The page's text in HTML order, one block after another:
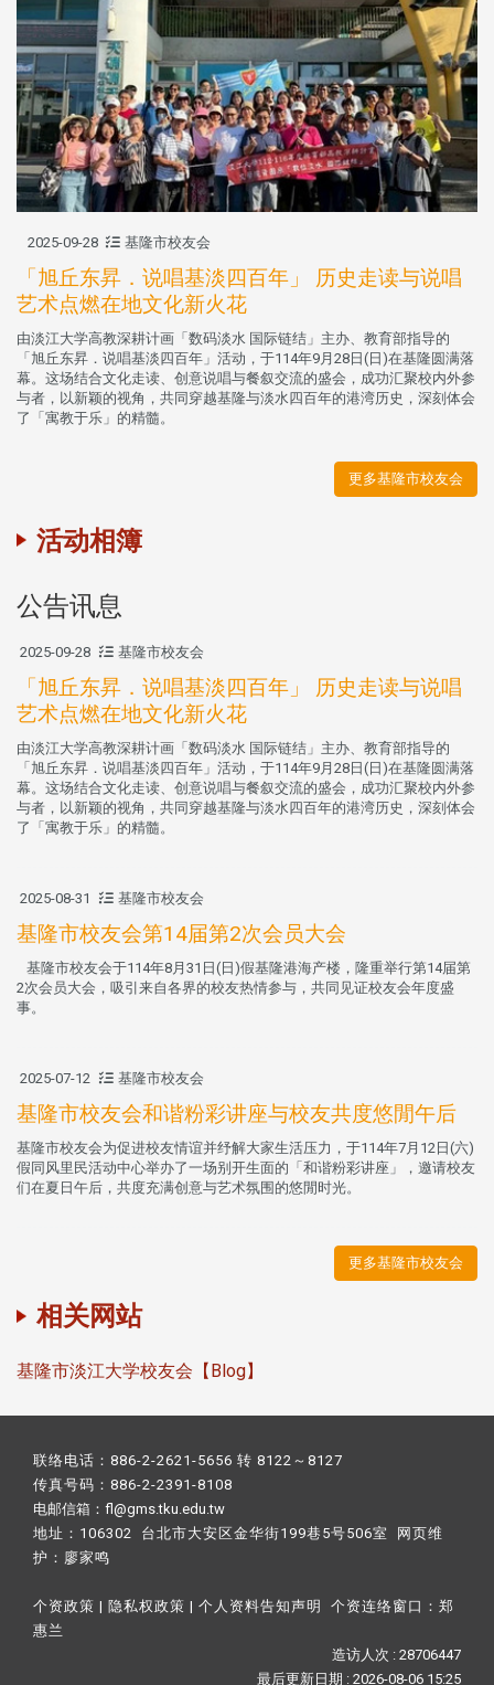
2025-09-28 基隆市校友会
「旭丘东昇．说唱基淡四百年」 历史走读与说唱
艺术点燃在地文化新火花
由淡江大学高教深耕计画「数码淡水 国际链结」主办、教育部指导的
「旭丘东昇．说唱基淡四百年」活动，于114年9月28日(日)在基隆圆满落
幕。这场结合文化走读、创意说唱与餐叙交流的盛会，成功汇聚校内外参
与者，以新颖的视角，共同穿越基隆与淡水四百年的港湾历史，深刻体会
了「寓教于乐」的精髓。
更多基隆市校友会
活动相簿
公告讯息
2025-09-28 基隆市校友会
「旭丘东昇．说唱基淡四百年」 历史走读与说唱
艺术点燃在地文化新火花
由淡江大学高教深耕计画「数码淡水 国际链结」主办、教育部指导的
「旭丘东昇．说唱基淡四百年」活动，于114年9月28日(日)在基隆圆满落
幕。这场结合文化走读、创意说唱与餐叙交流的盛会，成功汇聚校内外参
与者，以新颖的视角，共同穿越基隆与淡水四百年的港湾历史，深刻体会
了「寓教于乐」的精髓。
2025-08-31 基隆市校友会
基隆市校友会第14届第2次会员大会
基隆市校友会于114年8月31日(日)假基隆港海产楼，隆重举行第14届第
2次会员大会，吸引来自各界的校友热情参与，共同见证校友会年度盛
事。
2025-07-12 基隆市校友会
基隆市校友会和谐粉彩讲座与校友共度悠閒午后
基隆市校友会为促进校友情谊并纾解大家生活压力，于114年7月12日(六)
假同风里民活动中心举办了一场别开生面的「和谐粉彩讲座」，邀请校友
们在夏日午后，共度充满创意与艺术氛围的悠閒时光。
更多基隆市校友会
相关网站
基隆市淡江大学校友会【Blog】
联络电话：886-2-2621-5656 转 8122～8127
传真号码：886-2-2391-8108
电邮信箱：fl@gms.tku.edu.tw
地址：106302 台北市大安区金华街199巷5号506室 网页维
护： 廖家鸣​
个资政策 | 隐私权政策 | 个人资料告知声明 个资连络窗口： 郑
惠兰
造访人次 : 28706447
最后更新日期 :2026-08-06 15:25